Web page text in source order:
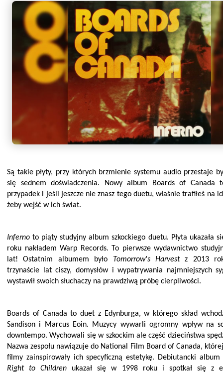
Są takie płyty, przy których brzmienie systemu audio przestaje
się sednem doświadczenia. Nowy album Boards of Canada
przypadek i jeśli jeszcze nie znasz tego duetu, właśnie trafiłeś na
żeby wejść w ich świat.
Inferno to piąty studyjny album szkockiego duetu. Płyta ukazała
roku nakładem Warp Records. To pierwsze wydawnictwo
lat! Ostatnim albumem było Tomorrow's Harvestz 2013
trzynaście lat ciszy, domysłów i wypatrywania najmniejszych
wystawił swoich słuchaczy na prawdziwą próbę cierpliwości.
Boards of Canada to duet z Edynburga, w którego skład
Sandison i Marcus Eoin. Muzycy wywarliogromny wpływ na
downtempo. Wychowali się w szkockim ale część dzieciństwa
Nazwa zespołu nawiązuje do National Film Board of Canada,
filmy zainspirowały ich specyficzną estetykę. Debiutancki album
Right to Children ukazał się w 1998 roku i spotkał się z